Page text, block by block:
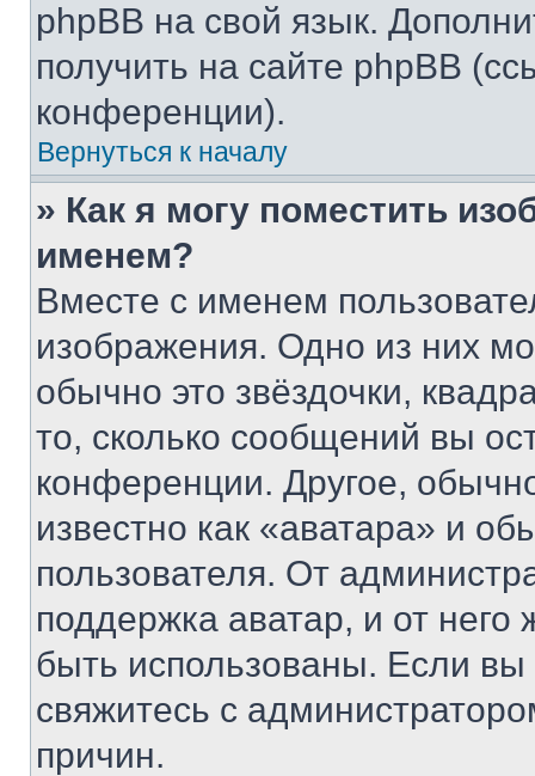
phpBB на свой язык.
получить на сайте phpBB
конференции).
Вернуться к началу
» Как я могу поместить
именем?
Вместе с именем
изображения. Одно из них
обычно это звёздочки,
то, сколько сообщений вы
конференции. Другое,
известно как «аватара» и
пользователя. От
поддержка аватар, и от него
быть использованы. Если
свяжитесь с
причин.